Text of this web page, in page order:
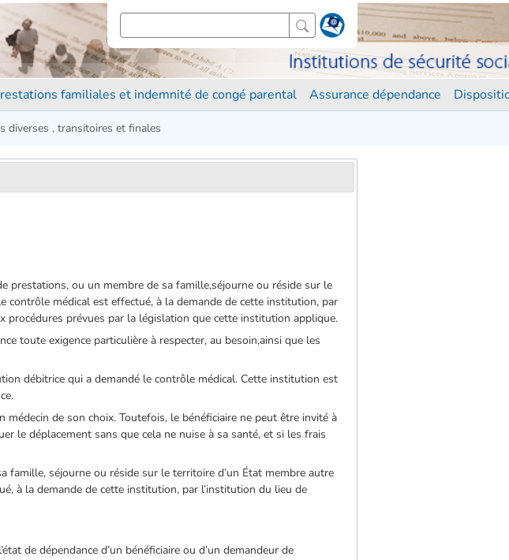
familiales et indemnité de congé parental Assurance dépendance
diverses , transitoires et finales
prestations, ou un membre de sa famille,séjourne ou réside sur le
contrôle médical est effectué, à la demande de cette institution, par
procédures prévues par la législation que cette institution applique.
toute exigence particulière à respecter, au besoin,ainsi que les
débitrice qui a demandé le contrôle médical. Cette institution est
de son choix. Toutefois, le bénéficiaire ne peut être invité à
le déplacement sans que cela ne nuise à sa santé, et si les frais
famille, séjourne ou réside sur le territoire d’un État membre autre
à la demande de cette institution, par l’institution du lieu de
de dépendance d’un bénéficiaire ou d’un demandeur de